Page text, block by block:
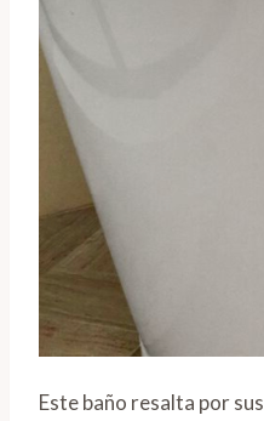
Este baño resalta por sus